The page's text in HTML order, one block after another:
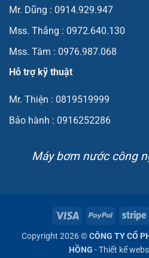
Mr. Dũng : 0914.929.947
Mss. Thắng : 0972.640.130
Mss. Tâm : 0976.987.068
Hỗ trợ kỹ thuật
Mr. Thiện : 0819519999
Bảo hành : 0916252286
Máy bơm nước công
Visa PayPal
Copyright 2026 ©CÔNG TY CỔ
HỒNG - Thiết kế